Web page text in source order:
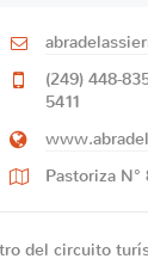
(249) 448-
5411
Pastoriza N°
del circuito